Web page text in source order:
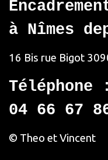
à Nîmes
16 Bis rue Bigot
Téléphone :
04 66 67
© Theo et Vincent